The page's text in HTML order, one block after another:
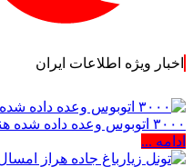
اخبار ویژه اطلاعات ایران
۳۰۰۰ اتوبوس وعده داده شده هنوز وارد طرح اربعین نشده است
ادامه ...